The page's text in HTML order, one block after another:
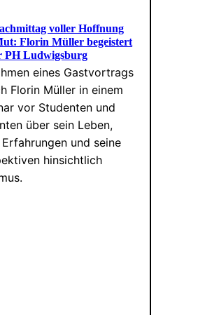
voller Hoffnung
Florin Müller begeistert
PH Ludwigsburg
eines Gastvortrags
Florin Müller in einem
vor Studenten und
über sein Leben,
Erfahrungen und seine
hinsichtlich